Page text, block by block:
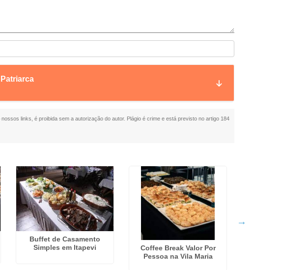
links, é proibida sem a autorização do autor. Plágio é crime e está previsto no artigo 184
Buffet de Casamento
Simples em Itapevi
Coffee Break Valor Por
Pessoa na Vila Maria